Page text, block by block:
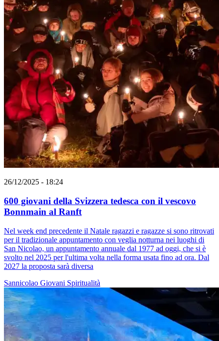
26/12/2025 - 18:24
600 giovani della Svizzera tedesca con il vescovo
Bonnmain al Ranft
Nel week end precedente il Natale ragazzi e ragazze si sono ritrovati
per il tradizionale appuntamento con veglia notturna nei luoghi di
San Nicolao, un appuntamento annuale dal 1977 ad oggi, che si è
svolto nel 2025 per l'ultima volta nella forma usata fino ad ora. Dal
2027 la proposta sarà diversa
Sannicolao Giovani Spiritualità